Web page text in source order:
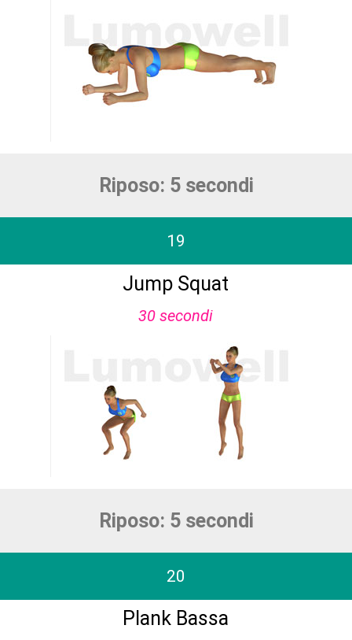
Riposo: 5 secondi
19
Jump Squat
30 secondi
Riposo: 5 secondi
20
Plank Bassa